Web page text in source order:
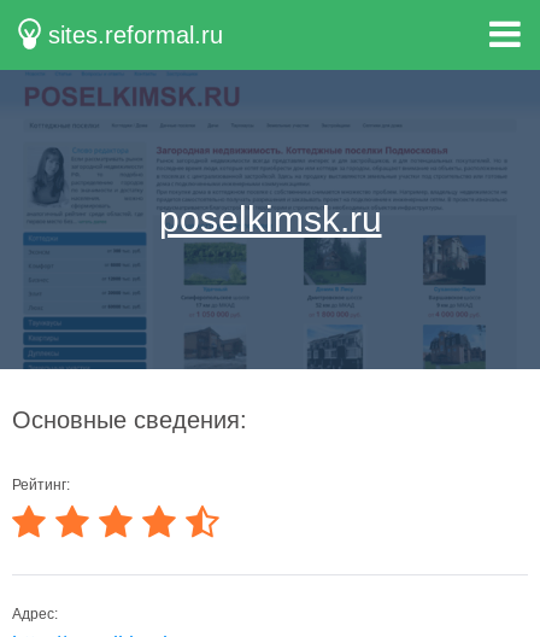
sites.reformal.ru
poselkimsk.ru
Основные сведения:
Рейтинг:
Адрес: